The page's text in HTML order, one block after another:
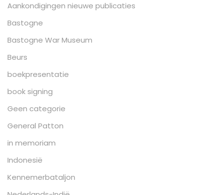
Aankondigingen nieuwe publicaties
Bastogne
Bastogne War Museum
Beurs
boekpresentatie
book signing
Geen categorie
General Patton
in memoriam
Indonesië
Kennemerbataljon